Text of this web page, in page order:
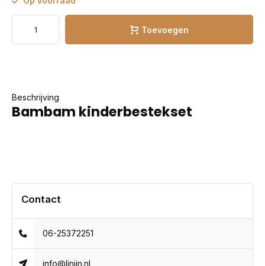
Toevoegen
Beschrijving
Bambam kinderbestekset
Contact
06-25372251
info@linijn.nl